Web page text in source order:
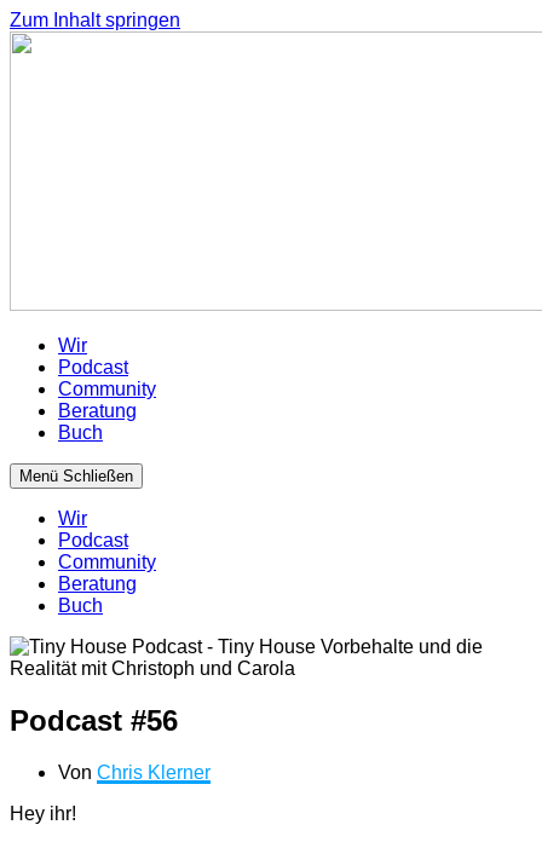
Zum Inhalt springen
Wir
Podcast
Community
Beratung
Buch
Menü Schließen
Wir
Podcast
Community
Beratung
Buch
Podcast #56
Von Chris Klerner
Hey ihr!